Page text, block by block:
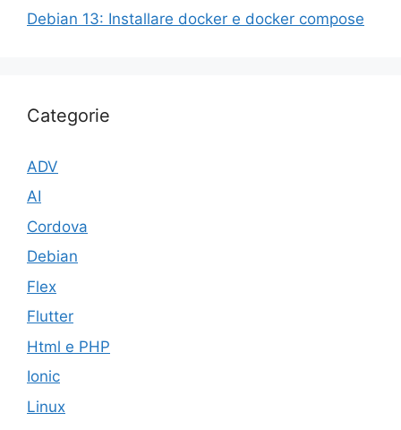
Debian 13: Installare docker e docker compose
Categorie
ADV
AI
Cordova
Debian
Flex
Flutter
Html e PHP
Ionic
Linux